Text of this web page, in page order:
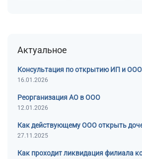
Актуальное
Консультация по открытию ИП и ООО
16.01.2026
Реорганизация АО в ООО
12.01.2026
Как действующему ООО открыть
27.11.2025
Как проходит ликвидация филиала